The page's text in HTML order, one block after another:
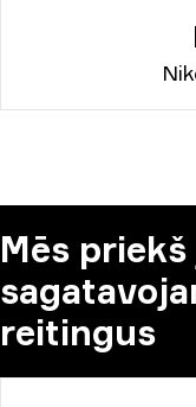
Mēs
reitingus